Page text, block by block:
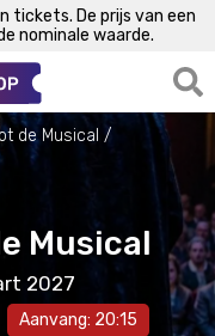
tickets. De prijs van een
nominale waarde.
de Musical
Musical
2027
Aanvang: 20:15